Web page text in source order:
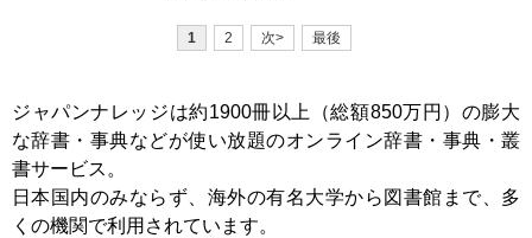
1 2 次> 最後
ジャパンナレッジは約1900冊以上（総額850万円）の膨大
な辞書・事典などが使い放題のオンライン辞書・事典・叢
書サービス。
日本国内のみならず、海外の有名大学から図書館まで、多
くの機関で利用されています。